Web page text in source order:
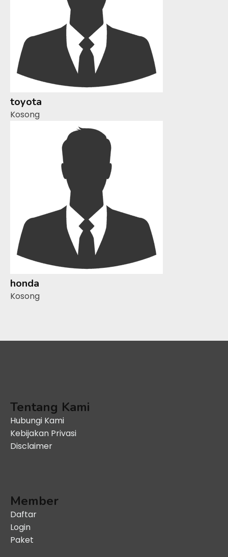
toyota
Kosong
honda
Kosong
Tentang Kami
Hubungi Kami
Kebijakan Privasi
Disclaimer
Member
Daftar
Login
Paket